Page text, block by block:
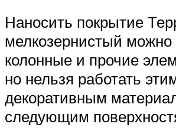
Наносить покрытие
мелкозернистый можно
колонные и прочие
но нельзя работать
декоративным
следующим